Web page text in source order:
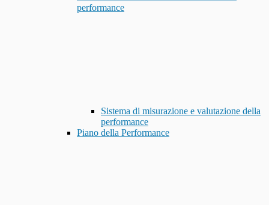
performance
Sistema di misurazione e valutazione della
performance
Piano della Performance